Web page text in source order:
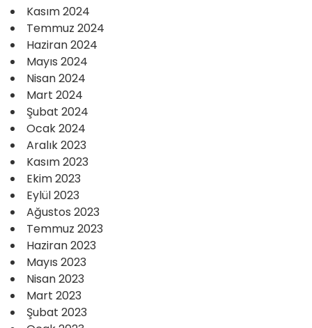
Kasım 2024
Temmuz 2024
Haziran 2024
Mayıs 2024
Nisan 2024
Mart 2024
Şubat 2024
Ocak 2024
Aralık 2023
Kasım 2023
Ekim 2023
Eylül 2023
Ağustos 2023
Temmuz 2023
Haziran 2023
Mayıs 2023
Nisan 2023
Mart 2023
Şubat 2023